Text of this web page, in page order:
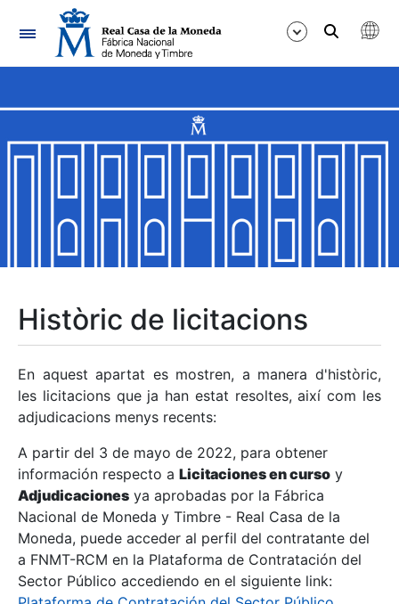
Navegació
Mostra/Amaga
Mostra/Amaga
Mostra/Amaga
Mostra/Amaga
Mostra/Amaga
Històric de licitacions
En aquest apartat es mostren, a manera d'històric,
les licitacions que ja han estat resoltes, així com les
adjudicacions menys recents:
A partir del 3 de mayo de 2022, para obtener
información respecto a Licitaciones en curso y
Adjudicaciones ya aprobadas por la Fábrica
Nacional de Moneda y Timbre - Real Casa de la
Moneda, puede acceder al perfil del contratante del
a FNMT-RCM en la Plataforma de Contratación del
Sector Público accediendo en el siguiente link: